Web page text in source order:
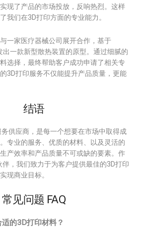
现了产品的市场投放，反响热烈。这样
我们在3D打印方面的专业能力。
一家医疗器械公司展开合作，基于
出一款新型散热装置的原型。通过细腻的
选择，最终帮助客户成功申请了相关专
3D打印服务不仅能提升产品质量，更能
结语
供应商，是每一个想要在市场中取得成
专业的服务、优质的材料、以及灵活的
产效率和产品质量不可或缺的要素。作
伴，我们致力于为客户提供最佳的3D打印
现商业目标。
常见问题 FAQ
的3D打印材料？